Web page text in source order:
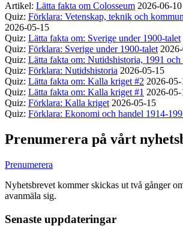
Artikel: Lätta fakta om Colosseum 2026-06-10
Quiz: Förklara: Vetenskap, teknik och
2026-05-15
Quiz: Lätta fakta om: Sverige under 1900-talet
Quiz: Förklara: Sverige under 1900-talet
Quiz: Lätta fakta om: Nutidshistoria, 1991 och
Quiz: Förklara: Nutidshistoria 2026-05-15
Quiz: Lätta fakta om: Kalla kriget #2 2026-05-
Quiz: Lätta fakta om: Kalla kriget #1 2026-05-
Quiz: Förklara: Kalla kriget 2026-05-15
Quiz: Förklara: Ekonomi och handel 1914-
Prenumerera på vårt
Prenumerera
Nyhetsbrevet kommer skickas ut två gånger
avanmäla sig.
Senaste uppdateringar